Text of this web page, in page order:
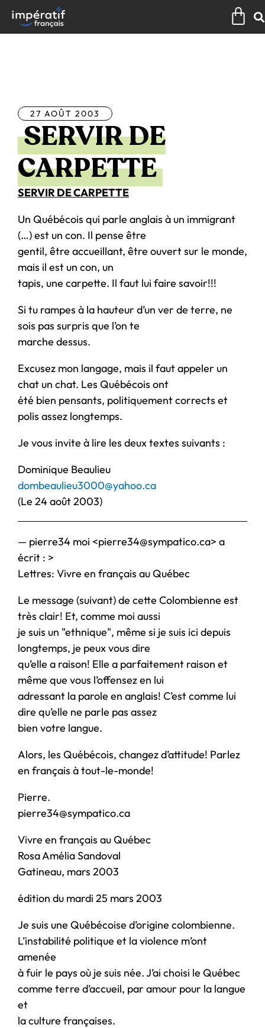
contenu
27 AOÛT 2003
SERVIR DE
CARPETTE
SERVIR DE CARPETTE
Un Québécois qui parle anglais à un immigrant
(…) est un con. Il pense être
gentil, être accueillant, être ouvert sur le monde,
mais il est un con, un
tapis, une carpette. Il faut lui faire savoir!!!
Si tu rampes à la hauteur d’un ver de terre, ne
sois pas surpris que l’on te
marche dessus.
Excusez mon langage, mais il faut appeler un
chat un chat. Les Québécois ont
été bien pensants, politiquement corrects et
polis assez longtemps.
Je vous invite à lire les deux textes suivants :
Dominique Beaulieu
dombeaulieu3000@yahoo.ca
(Le 24 août 2003)
— pierre34 moi <pierre34@sympatico.ca> a
écrit : >
Lettres: Vivre en français au Québec
Le message (suivant) de cette Colombienne est
très clair! Et, comme moi aussi
je suis un "ethnique", même si je suis ici depuis
longtemps, je peux vous dire
qu’elle a raison! Elle a parfaitement raison et
même que vous l’offensez en lui
adressant la parole en anglais! C’est comme lui
dire qu’elle ne parle pas assez
bien votre langue.
Alors, les Québécois, changez d’attitude! Parlez
en français à tout-le-monde!
Pierre.
pierre34@sympatico.ca
Vivre en français au Québec
Rosa Amélia Sandoval
Gatineau, mars 2003
édition du mardi 25 mars 2003
Je suis une Québécoise d’origine colombienne.
L’instabilité politique et la violence m’ont
amenée
à fuir le pays où je suis née. J’ai choisi le Québec
comme terre d’accueil, par amour pour la langue
et
la culture françaises.